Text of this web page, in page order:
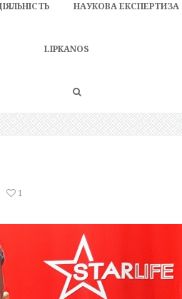
НАУКОВА ЕКСПЕРТИЗА
LIPKANOS
1